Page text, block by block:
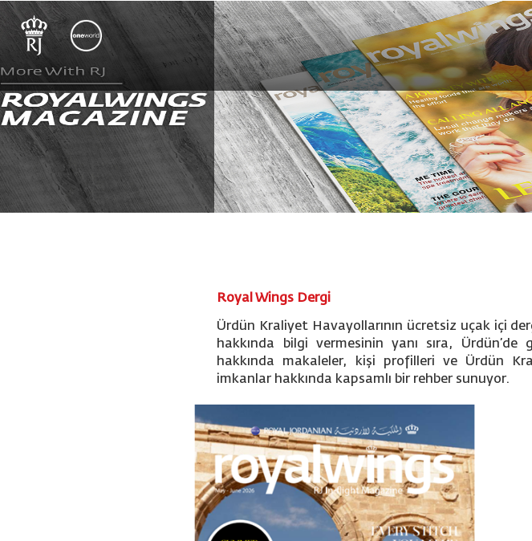
Royal Wings Dergi
Ürdün Kraliyet Havayollarının ücretsiz uçak içi
hakkında bilgi vermesinin yanı sıra,
hakkında makaleler, kişi profilleri ve Ürdün
imkanlar hakkında kapsamlı bir rehber sunuyor.